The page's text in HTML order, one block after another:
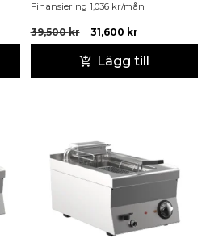
Finansiering 1,036 kr/mån
39,500kr 31,600 kr
Lägg till